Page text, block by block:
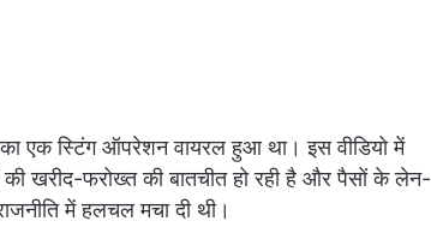
एक स्टिंग ऑपरेशन वायरल हुआ था। इस वीडियो में
की खरीद-फरोख्त की बातचीत हो रही है और पैसों के लेन-
में हलचल मचा दी थी।